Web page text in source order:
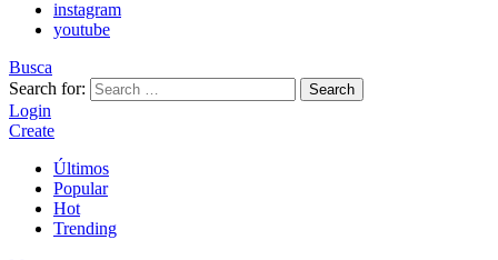
instagram
youtube
Busca
Search for:
Search
Login
Create
Últimos
Popular
Hot
Trending